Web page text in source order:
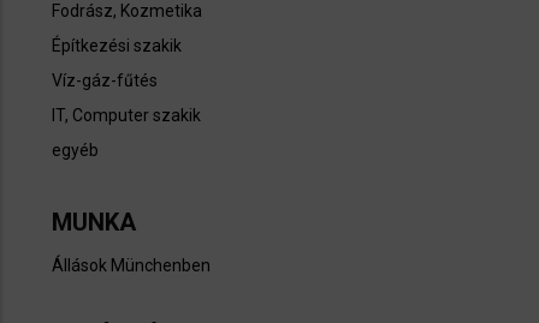
Fodrász, Kozmetika
Építkezési szakik
Víz-gáz-fűtés
IT, Computer szakik
egyéb
MUNKA
Állások Münchenben​